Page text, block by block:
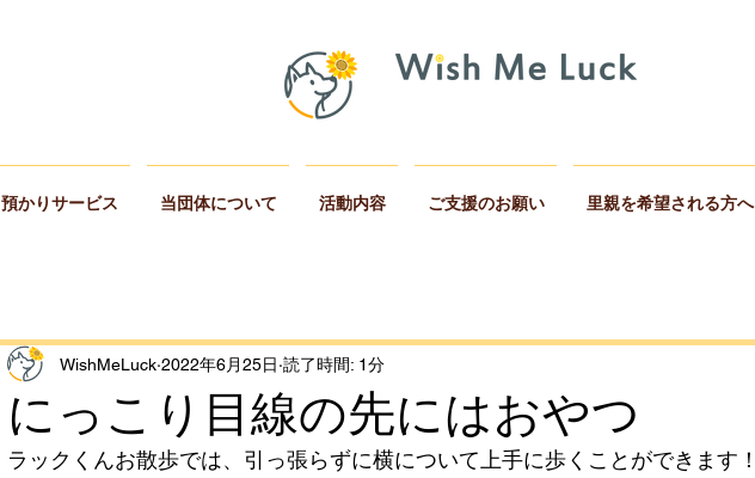
預かりサービス 当団体について 活動内容 ご支援のお願い 里親を希望される方へ
にっこり目線の先にはおやつ
WishMeLuck 2022年6月25日 読了時間: 1分
ラックくんお散歩では、引っ張らずに横について上手に歩くことができます！